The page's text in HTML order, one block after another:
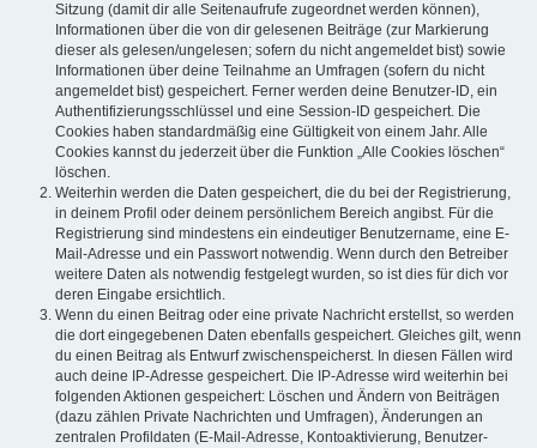
Sitzung (damit dir alle Seitenaufrufe zugeordnet werden können),
Informationen über die von dir gelesenen Beiträge (zur Markierung
dieser als gelesen/ungelesen; sofern du nicht angemeldet bist) sowie
Informationen über deine Teilnahme an Umfragen (sofern du nicht
angemeldet bist) gespeichert. Ferner werden deine Benutzer-ID, ein
Authentifizierungsschlüssel und eine Session-ID gespeichert. Die
Cookies haben standardmäßig eine Gültigkeit von einem Jahr. Alle
Cookies kannst du jederzeit über die Funktion „Alle Cookies löschen“
löschen.
Weiterhin werden die Daten gespeichert, die du bei der Registrierung,
in deinem Profil oder deinem persönlichem Bereich angibst. Für die
Registrierung sind mindestens ein eindeutiger Benutzername, eine E-
Mail-Adresse und ein Passwort notwendig. Wenn durch den Betreiber
weitere Daten als notwendig festgelegt wurden, so ist dies für dich vor
deren Eingabe ersichtlich.
Wenn du einen Beitrag oder eine private Nachricht erstellst, so werden
die dort eingegebenen Daten ebenfalls gespeichert. Gleiches gilt, wenn
du einen Beitrag als Entwurf zwischenspeicherst. In diesen Fällen wird
auch deine IP-Adresse gespeichert. Die IP-Adresse wird weiterhin bei
folgenden Aktionen gespeichert: Löschen und Ändern von Beiträgen
(dazu zählen Private Nachrichten und Umfragen), Änderungen an
zentralen Profildaten (E-Mail-Adresse, Kontoaktivierung, Benutzer-